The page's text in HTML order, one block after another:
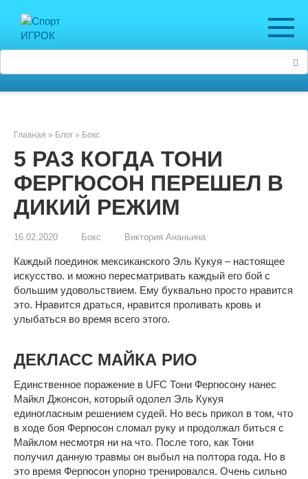
контенту
Главная » Блог » Бокс
5 РАЗ КОГДА ТОНИ
ФЕРГЮСОН ПЕРЕШЕЛ В
ДИКИЙ РЕЖИМ
16.02.2020 Бокс Виктория Ананьина
Каждый поединок мексиканского Эль Кукуя – настоящее
искусство. и можно пересматривать каждый его бой с
большим удовольствием. Ему буквально просто нравится
это. Нравится драться, нравится проливать кровь и
улыбаться во время всего этого.
ДЕКЛАСС МАЙКА РИО
Единственное поражение в UFC Тони Фергюсону нанес
Майкл Джонсон, который одолел Эль Кукуя
единогласным решением судей. Но весь прикол в том, что
в ходе боя Фергюсон сломал руку и продолжал биться с
Майклом несмотря ни на что. После того, как Тони
получил данную травмы он выбыл на полтора года. Но в
это время Фергюсон упорно тренировался. Очень сильно